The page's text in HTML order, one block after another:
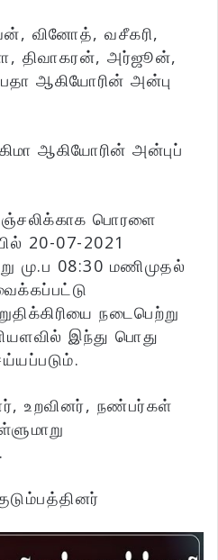
வினோத், வசீகரி,
திவாகரன், அர்ஜூன்,
ஆகியோரின் அன்பு
ஆகியோரின் அன்புப்
பொரளை
20-07-2021
மு.ப 08:30 மணிமுதல்
நடைபெற்று
இந்து பொது
உறவினர், நண்பர்கள்